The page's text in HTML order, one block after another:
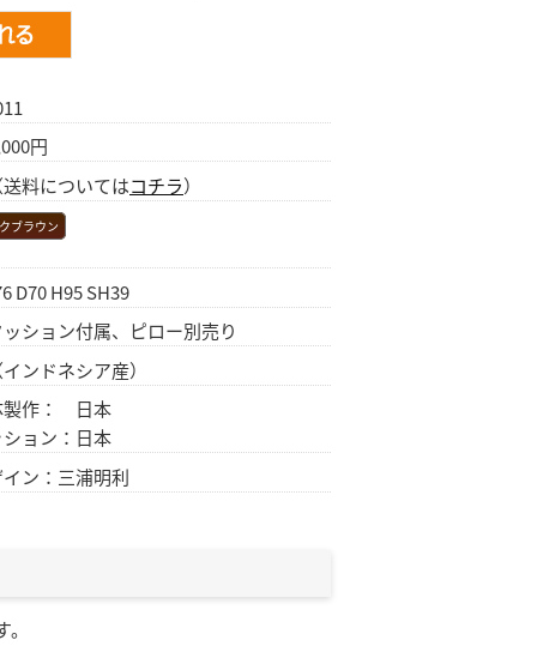
円
料についてはコチラ）
ブラウン
D70 H95 SH39
ション付属、ピロー別売り
ンドネシア産）
製作： 日本
ョン：日本
ン：三浦明利